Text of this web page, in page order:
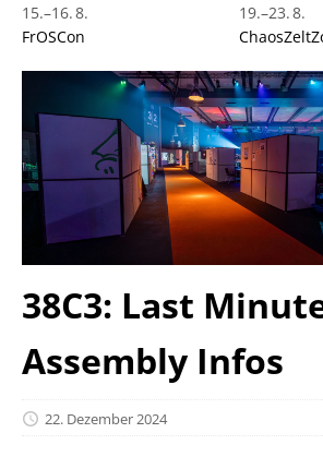
15.–16. 8.
FrOSCon
19.–23. 8.
38C3: Last
Assembly Infos
22. Dezember 2024